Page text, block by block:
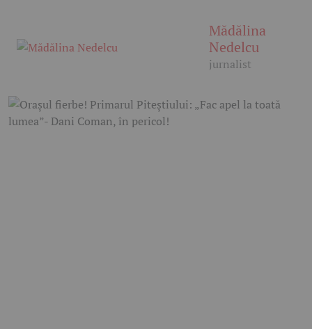
Mădălina
Nedelcu
jurnalist